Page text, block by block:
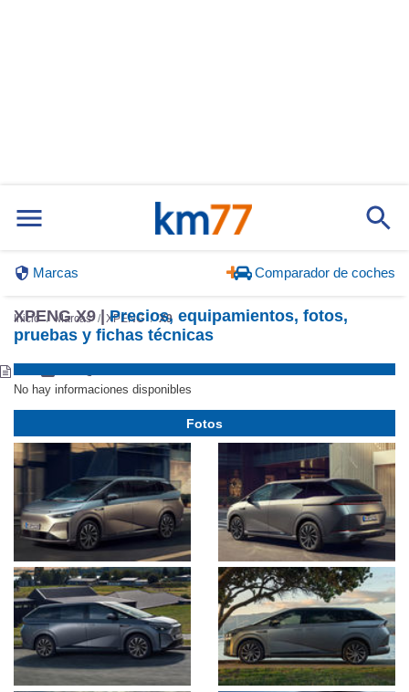
Marcas Comparador de coches
Inicio Marcas XPENG X9
XPENG X9 |Precios, equipamientos, fotos,
pruebas y fichas técnicas
No hay informaciones disponibles
Fotos